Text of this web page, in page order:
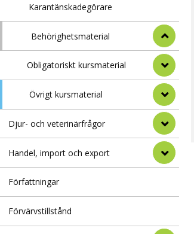
Karantänskadegörare
Behörighetsmaterial
Obligatoriskt kursmaterial
Övrigt kursmaterial
Djur- och veterinärfrågor
Handel, import och export
Författningar
Förvärvstillstånd